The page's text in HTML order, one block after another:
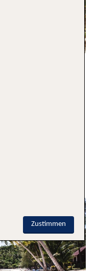
TOP 5 in
Wir zeigen euch
– alle
Label
Zustimmen